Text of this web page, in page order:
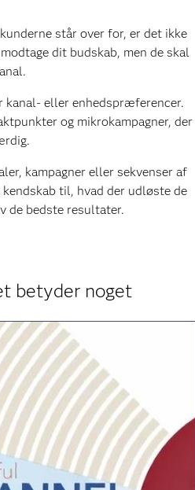
står over for, er det ikke
dit budskab, men de skal
eller enhedspræferencer.
og mikrokampagner, der
kampagner eller sekvenser af
til, hvad der udløste de
de bedste resultater.
betyder noget